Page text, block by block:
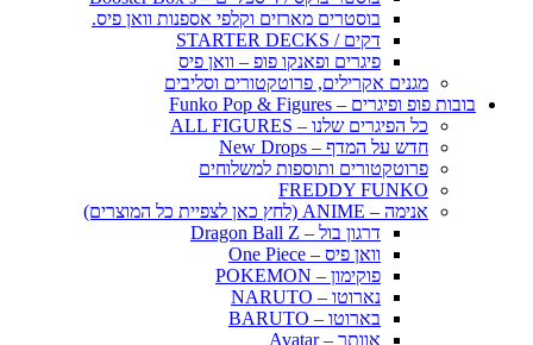
בוסטרים מארזים וקלפי אספנות וואן פיס.
דקים / STARTER DECKS
פיגרים ופאנקו פופ – וואן פיס
מגנים אקרילים, פרוטקטורים וסליבים
בובות פופ ופיגרים – Funko Pop & Figures
כל הפיגרים שלנו – ALL FIGURES
חדש על המדף – New Drops
פרוטקטורים ותוספות למשלוחים
FREDDY FUNKO
אנימה – ANIME (לחץ כאן לצפיית כל המוצרים)
דרגון בול – Dragon Ball Z
וואן פיס – One Piece
פוקימון – POKEMON
נארוטו – NARUTO
בארוטו – BARUTO
אוותר – Avatar